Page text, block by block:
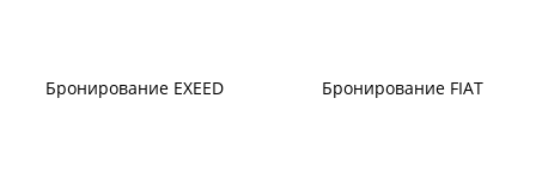
Бронирование EXEED Бронирование FIAT